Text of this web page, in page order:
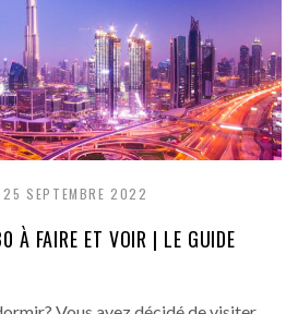
25 SEPTEMBRE 2022
À FAIRE ET VOIR | LE GUIDE